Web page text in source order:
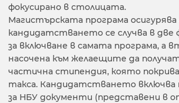
фокусирано в столицата.
Магистърската програма
кандидатстването се случва в две
за включване в самата програма, а
насочена към желаещите да
частична стипендия, която
такса. Кандидатстването включва
за НБУ документи (представени в